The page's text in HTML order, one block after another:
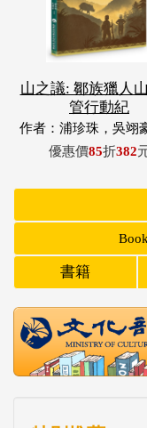
山之議: 鄒族獵人
管行動紀
作者：浦珍珠，吳翊
翊齊，張惠東，許玉
優惠價85折382
書籍